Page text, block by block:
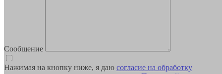
Сообщение
Нажимая на кнопку ниже, я даю согласие на обработку